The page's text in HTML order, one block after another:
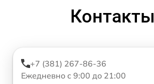
Контакты
+7 (381) 267-86-36
Ежедневно с 9:00 до 21:00